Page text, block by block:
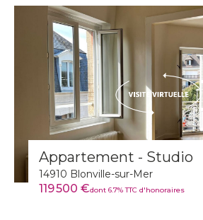
Appartement - Studio
14910 Blonville-sur-Mer
119 500 €dont 6.7% TTC d'honoraires